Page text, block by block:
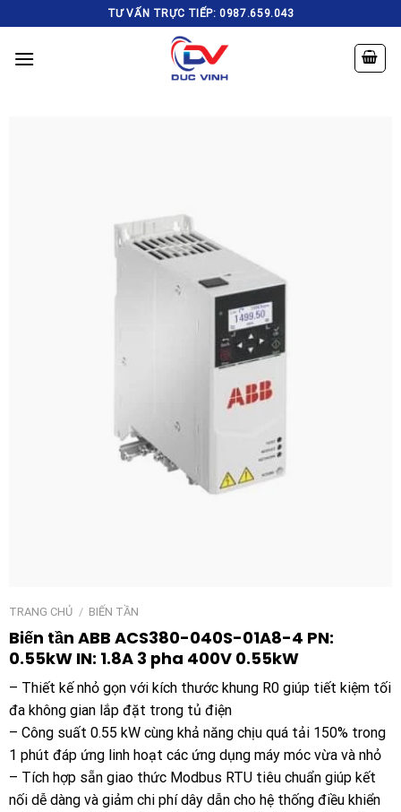
to
content
TƯ VẤN TRỰC TIẾP: 0987.659.043
TRANG CHỦ / BIẾN TẦN
Biến tần ABB ACS380-040S-01A8-4 PN:
0.55kW IN: 1.8A 3 pha 400V 0.55kW
– Thiết kế nhỏ gọn với kích thước khung R0 giúp tiết kiệm tối
đa không gian lắp đặt trong tủ điện
– Công suất 0.55 kW cùng khả năng chịu quá tải 150% trong
1 phút đáp ứng linh hoạt các ứng dụng máy móc vừa và nhỏ
– Tích hợp sẵn giao thức Modbus RTU tiêu chuẩn giúp kết
nối dễ dàng và giảm chi phí dây dẫn cho hệ thống điều khiển